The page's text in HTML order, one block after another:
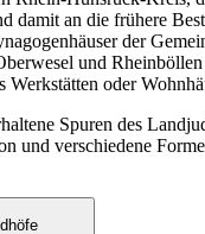
damit an die frühere
der
und
Werkstätten oder
Spuren des
und verschiedene